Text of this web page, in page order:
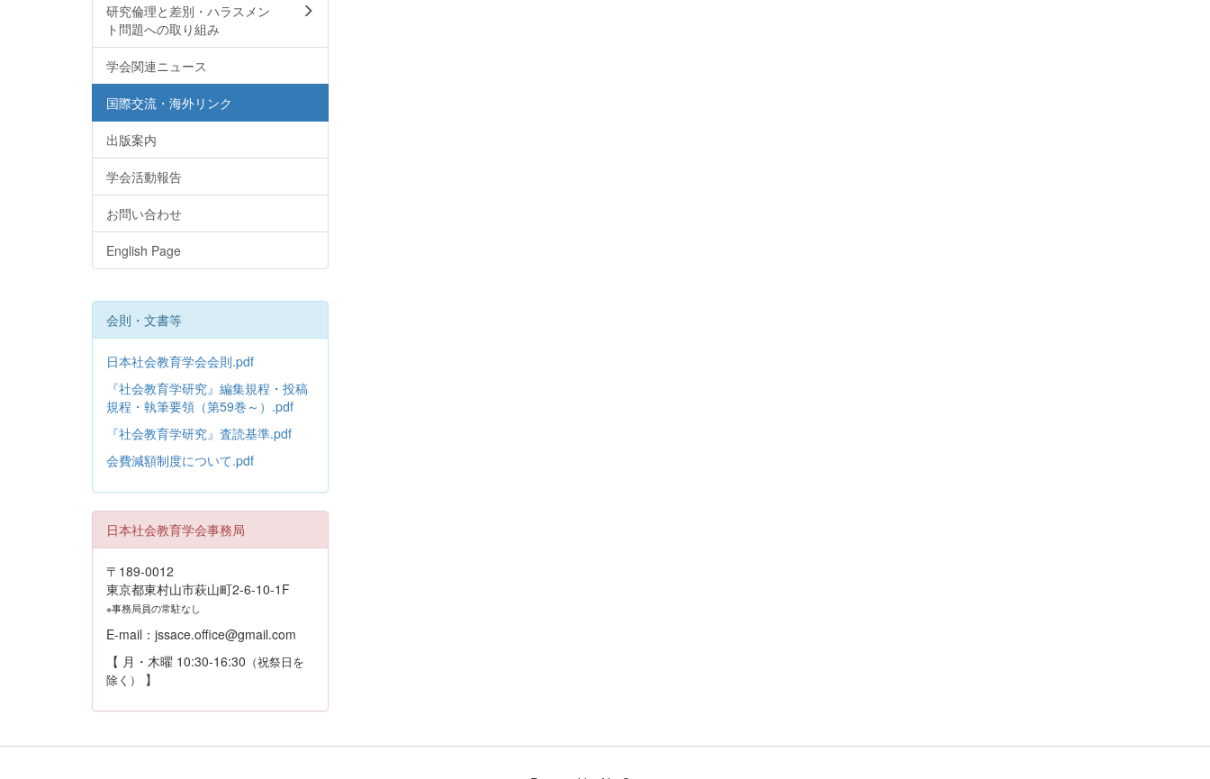
研究倫理と差別・ハラスメン
ト問題への取り組み
学会関連ニュース
国際交流・海外リンク
出版案内
学会活動報告
お問い合わせ
English Page
会則・文書等
日本社会教育学会会則.pdf
『社会教育学研究』編集規程・投稿
規程・執筆要領（第59巻～）.pdf
『社会教育学研究』査読基準.pdf
会費減額制度について.pdf
日本社会教育学会事務局
〒189-0012
東京都東村山市萩山町2-6-10-1F
※事務局員の常駐なし
E-mail：jssace.office@gmail.com
【 月・木曜 10:30-16:30 （祝祭日を
除く）
】